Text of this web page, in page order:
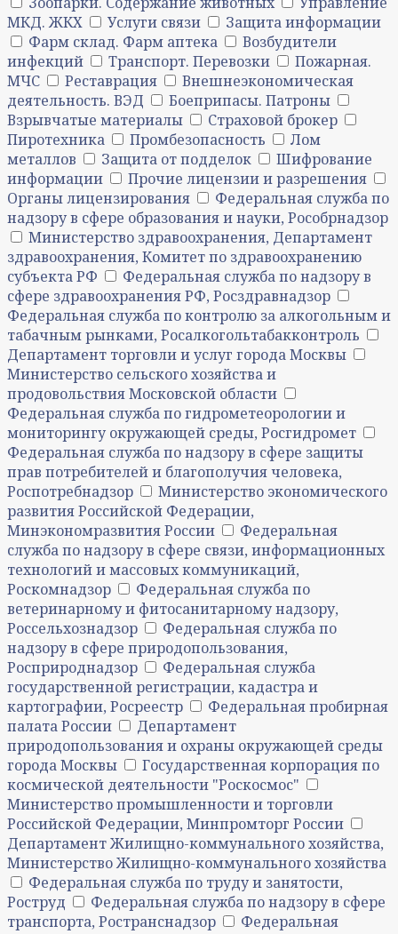
МКД. ЖКХ
Услуги связи
Защита информации
Фарм склад. Фарм аптека
Возбудители
инфекций
Транспорт. Перевозки
Пожарная.
МЧС
Реставрация
Внешнеэкономическая
деятельность. ВЭД
Боеприпасы. Патроны
Взрывчатые материалы
Страховой брокер
Пиротехника
Промбезопасность
Лом
металлов
Защита от подделок
Шифрование
информации
Прочие лицензии и разрешения
Органы лицензирования
Федеральная служба по
надзору в сфере образования и науки, Рособрнадзор
Министерство здравоохранения, Департамент
здравоохранения, Комитет по здравоохранению
субъекта РФ
Федеральная служба по надзору в
сфере здравоохранения РФ, Росздравнадзор
Федеральная служба по контролю за алкогольным и
табачным рынками, Росалкогольтабакконтроль
Департамент торговли и услуг города Москвы
Министерство сельского хозяйства и
продовольствия Московской области
Федеральная служба по гидрометеорологии и
мониторингу окружающей среды, Росгидромет
Федеральная служба по надзору в сфере защиты
прав потребителей и благополучия человека,
Роспотребнадзор
Министерство экономического
развития Российской Федерации,
Минэкономразвития России
Федеральная
служба по надзору в сфере связи, информационных
технологий и массовых коммуникаций,
Роскомнадзор
Федеральная служба по
ветеринарному и фитосанитарному надзору,
Россельхознадзор
Федеральная служба по
надзору в сфере природопользования,
Росприроднадзор
Федеральная служба
государственной регистрации, кадастра и
картографии, Росреестр
Федеральная пробирная
палата России
Департамент
природопользования и охраны окружающей среды
города Москвы
Государственная корпорация по
космической деятельности "Роскосмос"
Министерство промышленности и торговли
Российской Федерации, Минпромторг России
Департамент Жилищно-коммунального хозяйства,
Министерство Жилищно-коммунального хозяйства
Федеральная служба по труду и занятости,
Роструд
Федеральная служба по надзору в сфере
транспорта, Ространснадзор
Федеральная